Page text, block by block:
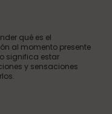
qué es el
al momento presente
significa estar
y sensaciones